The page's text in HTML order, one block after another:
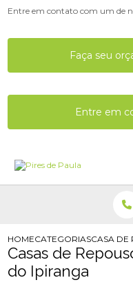
Entre em contato com um de
Faça seu
Entre em
HOMECATEGORIASCASA DE
Casas de
do Ipiranga